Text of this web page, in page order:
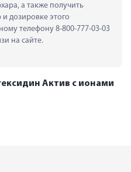
а также получить
дозировке этого
телефону 8-800-777-03-03
на сайте.
Актив с ионами